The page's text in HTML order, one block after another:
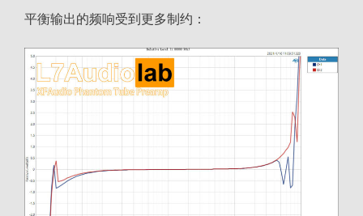
平衡输出的频响受到更多制约：